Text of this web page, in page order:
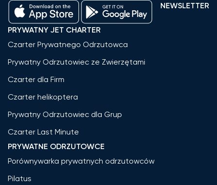
NEWSLETTER
PRYWATNY JET CHARTER
Czarter Prywatnego Odrzutowca
Prywatny Odrzutowiec ze Zwierzętami
Czarter dla Firm
Czarter helikoptera
Prywatny Odrzutowiec dla Grup
Czarter Last Minute
PRYWATNE ODRZUTOWCE
Porównywarka prywatnych odrzutowców
Pilatus